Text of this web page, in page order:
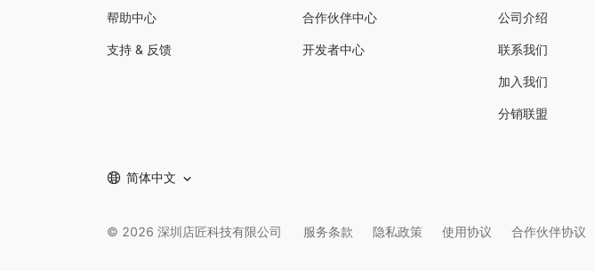
帮助中心
支持 & 反馈
合作伙伴中心
开发者中心
公司介绍
联系我们
加入我们
分销联盟
简体中文
© 2026 深圳店匠科技有限公司 服务条款 隐私政策 使用协议 合作伙伴协议